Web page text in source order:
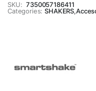
SKU: 7350057186411
Categories: SHAKERS,